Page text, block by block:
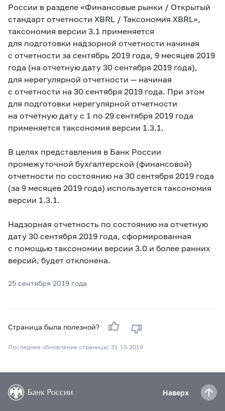
России в разделе «Финансовые рынки / Открытый
стандарт отчетности XBRL / Таксономия XBRL»,
таксономия версии 3.1 применяется
для подготовки надзорной отчетности начиная
с отчетности за сентябрь 2019 года, 9 месяцев 2019
года (на отчетную дату 30 сентября 2019 года),
для нерегулярной отчетности — начиная
с отчетности на 30 сентября 2019 года. При этом
для подготовки нерегулярной отчетности
на отчетную дату с 1 по 29 сентября 2019 года
применяется таксономия версии 1.3.1.
В целях представления в Банк России
промежуточной бухгалтерской (финансовой)
отчетности по состоянию на 30 сентября 2019 года
(за 9 месяцев 2019 года) используется таксономия
версии 1.3.1.
Надзорная отчетность по состоянию на отчетную
дату 30 сентября 2019 года, сформированная
с помощью таксономии версии 3.0 и более ранних
версий, будет отклонена.
25 сентября 2019 года
Страница была полезной?
Последнее обновление страницы: 31.10.2019
Наверх